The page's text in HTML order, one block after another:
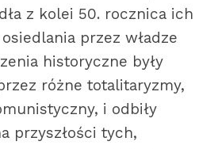
z kolei 50. rocznica ich
przez władze
historyczne były
różne totalitaryzmy,
i odbiły
przyszłości tych,